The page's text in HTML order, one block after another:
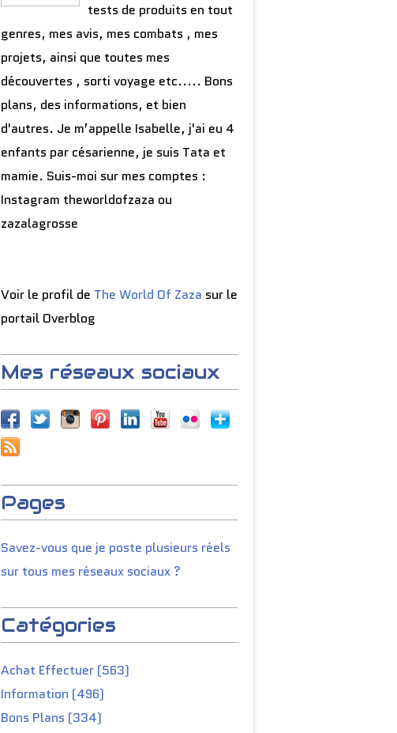
tests de produits en tout
genres, mes avis, mes combats , mes
projets, ainsi que toutes mes
découvertes , sorti voyage etc..... Bons
plans, des informations, et bien
d'autres. Je m’appelle Isabelle, j'ai eu 4
enfants par césarienne, je suis Tata et
mamie. Suis-moi sur mes comptes :
Instagram theworldofzaza ou
zazalagrosse
Voir le profil de The World Of Zaza sur le
portail Overblog
Mes réseaux sociaux
Pages
Savez-vous que je poste plusieurs réels
sur tous mes réseaux sociaux ?
Catégories
Achat Effectuer (563)
Information (496)
Bons Plans (334)